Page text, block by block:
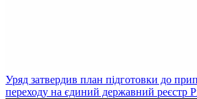
Уряд затвердив план підготовки до
переходу на єдиний державний реєстр